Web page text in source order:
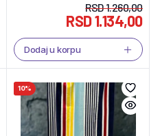
RSD1.260,00
RSD1.134,00
Dodaj u korpu
10%